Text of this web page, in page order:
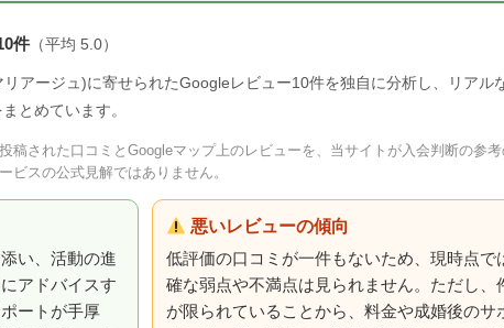
件 （平均 5.0）
アージュ)に寄せられたGoogleレビュー10件を独自に分析し、リアル
とめています。
稿された口コミとGoogleマップ上のレビューを、当サイトが入会判断の参考
ビスの公式見解ではありません。
い、活動の進
アドバイスす
ートが手厚
悪いレビューの傾向
低評価の口コミが一件もないため、現時点で
確な弱点や不満点は見られません。ただし、
が限られていることから、料金や成婚後のサ